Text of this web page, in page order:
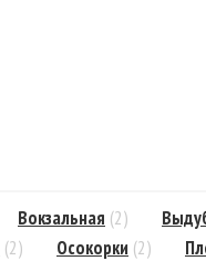
Вокзальная (2)
(2) Осокорки (2)